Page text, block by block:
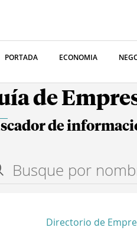
PORTADA ECONOMIA
de
de
Directorio de